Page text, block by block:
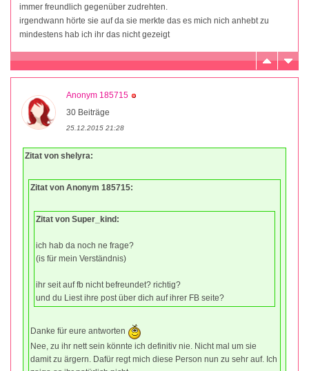
immer freundlich gegenüber zudrehten.
irgendwann hörte sie auf da sie merkte das es mich nich anhebt zu
mindestens hab ich ihr das nicht gezeigt
Anonym 185715
30 Beiträge
25.12.2015 21:28
Zitat von shelyra:
Zitat von Anonym 185715:
Zitat von Super_kind:
ich hab da noch ne frage?
(is für mein Verständnis)
ihr seit auf fb nicht befreundet? richtig?
und du Liest ihre post über dich auf ihrer FB seite?
Danke für eure antworten
Nee, zu ihr nett sein könnte ich definitiv nie. Nicht mal um sie
damit zu ärgern. Dafür regt mich diese Person nun zu sehr auf. Ich